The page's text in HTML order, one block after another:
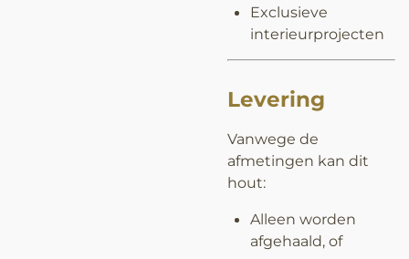
Exclusieve
interieurprojecten
Levering
Vanwege de
afmetingen kan dit
hout:
Alleen worden
afgehaald, of